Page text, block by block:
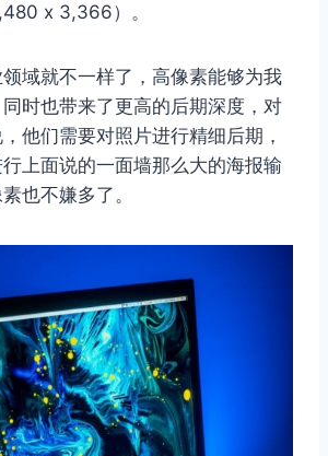
x 3,366）。
域就不一样了，高像素能够为我
时也带来了更高的后期深度，对
他们需要对照片进行精细后期，
上面说的一面墙那么大的海报输
也不嫌多了。